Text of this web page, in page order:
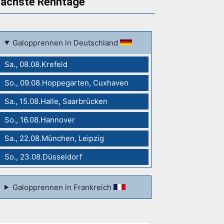
Galopprennen in Deutschland
Sa., 08.08.Krefeld
So., 09.08.Hoppegarten, Cuxhaven
Sa., 15.08.Halle, Saarbrücken
So., 16.08.Hannover
Sa., 22.08.München, Leipzig
So., 23.08.Düsseldorf
Galopprennen in Frankreich